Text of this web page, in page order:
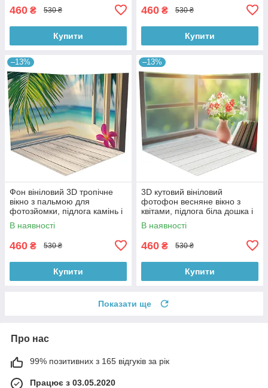
460 ₴ 530 ₴
Купити
460 ₴ 530 ₴
Купити
–13%
Фон вініловий 3D тропічне
вікно з пальмою для
фотозйомки, підлога камінь і
біла дошка, 50×50 см,
№58629
В наявності
460 ₴ 530 ₴
Купити
–13%
3D кутовий вініловий
фотофон весняне вікно з
квітами, підлога біла дошка і
камінь, 50×50 см, №58638
В наявності
460 ₴ 530 ₴
Купити
Показати ще
Про нас
99% позитивних з 165 відгуків за рік
Працює з 03.05.2020